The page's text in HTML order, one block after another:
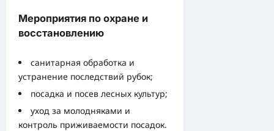
Мероприятия по охране и
восстановлению
санитарная обработка и
устранение последствий рубок;
посадка и посев лесных культур;
уход за молодняками и
контроль приживаемости посадок.